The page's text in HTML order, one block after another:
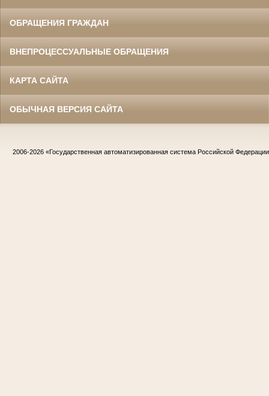
ОБРАЩЕНИЯ ГРАЖДАН
ВНЕПРОЦЕССУАЛЬНЫЕ ОБРАЩЕНИЯ
КАРТА САЙТА
ОБЫЧНАЯ ВЕРСИЯ САЙТА
2006-2026 «Государственная автоматизированная система Российской